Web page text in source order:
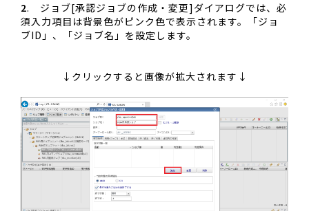
2. ジョブ[承認ジョブの作成・変更]ダイアログでは、必
須入力項目は背景色がピンク色で表示されます。「ジョ
ブID」、「ジョブ名」を設定します。
↓クリックすると画像が拡大されます↓